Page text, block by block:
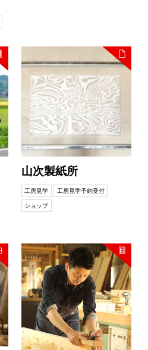
山次製紙所
工房見学 工房見学予約受付
ショップ